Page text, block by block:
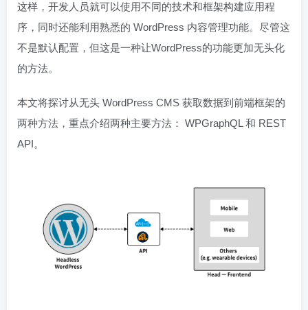
这样，开发人员就可以使用不同的技术和框架构建应用程
序，同时还能利用熟悉的 WordPress 内容管理功能。尽管这
不是默认配置，但这是一种让WordPress的功能更加无头化
的方法。
本文将探讨从无头 WordPress CMS 获取数据到前端框架的
两种方法，重点介绍两种主要方法： WPGraphQL 和 REST
API。